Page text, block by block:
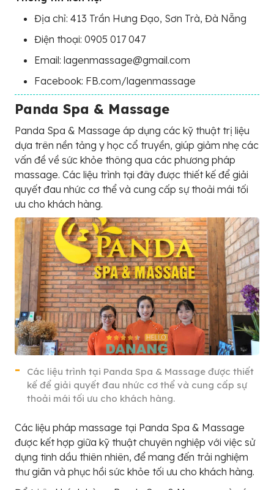
Địa chỉ: 413 Trần Hưng Đạo, Sơn Trà, Đà Nẵng
Điện thoại: 0905 017 047
Email: lagenmassage@gmail.com
Facebook: FB.com/lagenmassage
Panda Spa & Massage
Panda Spa & Massage áp dụng các kỹ thuật trị liệu
dựa trên nền tảng y học cổ truyền, giúp giảm nhẹ các
vấn đề về sức khỏe thông qua các phương pháp
massage. Các liệu trình tại đây được thiết kế để giải
quyết đau nhức cơ thể và cung cấp sự thoải mái tối
ưu cho khách hàng.
Các liệu trình tại Panda Spa & Massage được thiết
kế để giải quyết đau nhức cơ thể và cung cấp sự
thoải mái tối ưu cho khách hàng.
Các liệu pháp massage tại Panda Spa & Massage
được kết hợp giữa kỹ thuật chuyên nghiệp với việc sử
dụng tinh dầu thiên nhiên, để mang đến trải nghiệm
thư giãn và phục hồi sức khỏe tối ưu cho khách hàng.